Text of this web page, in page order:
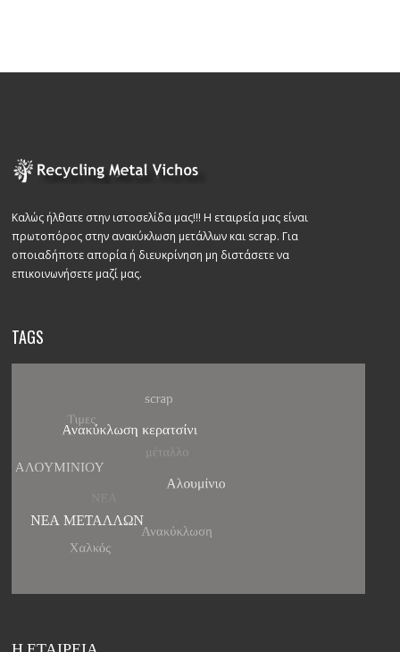
Καλώς ήλθατε στην ιστοσελίδα μας!!! Η εταιρεία μας είναι
πρωτοπόρος στην ανακύκλωση μετάλλων και scrap. Για
οποιαδήποτε απορία ή διευκρίνηση μη διστάσετε να
επικοινωνήσετε μαζί μας.
TAGS
Η ΕΤΑΙΡΕΙΑ